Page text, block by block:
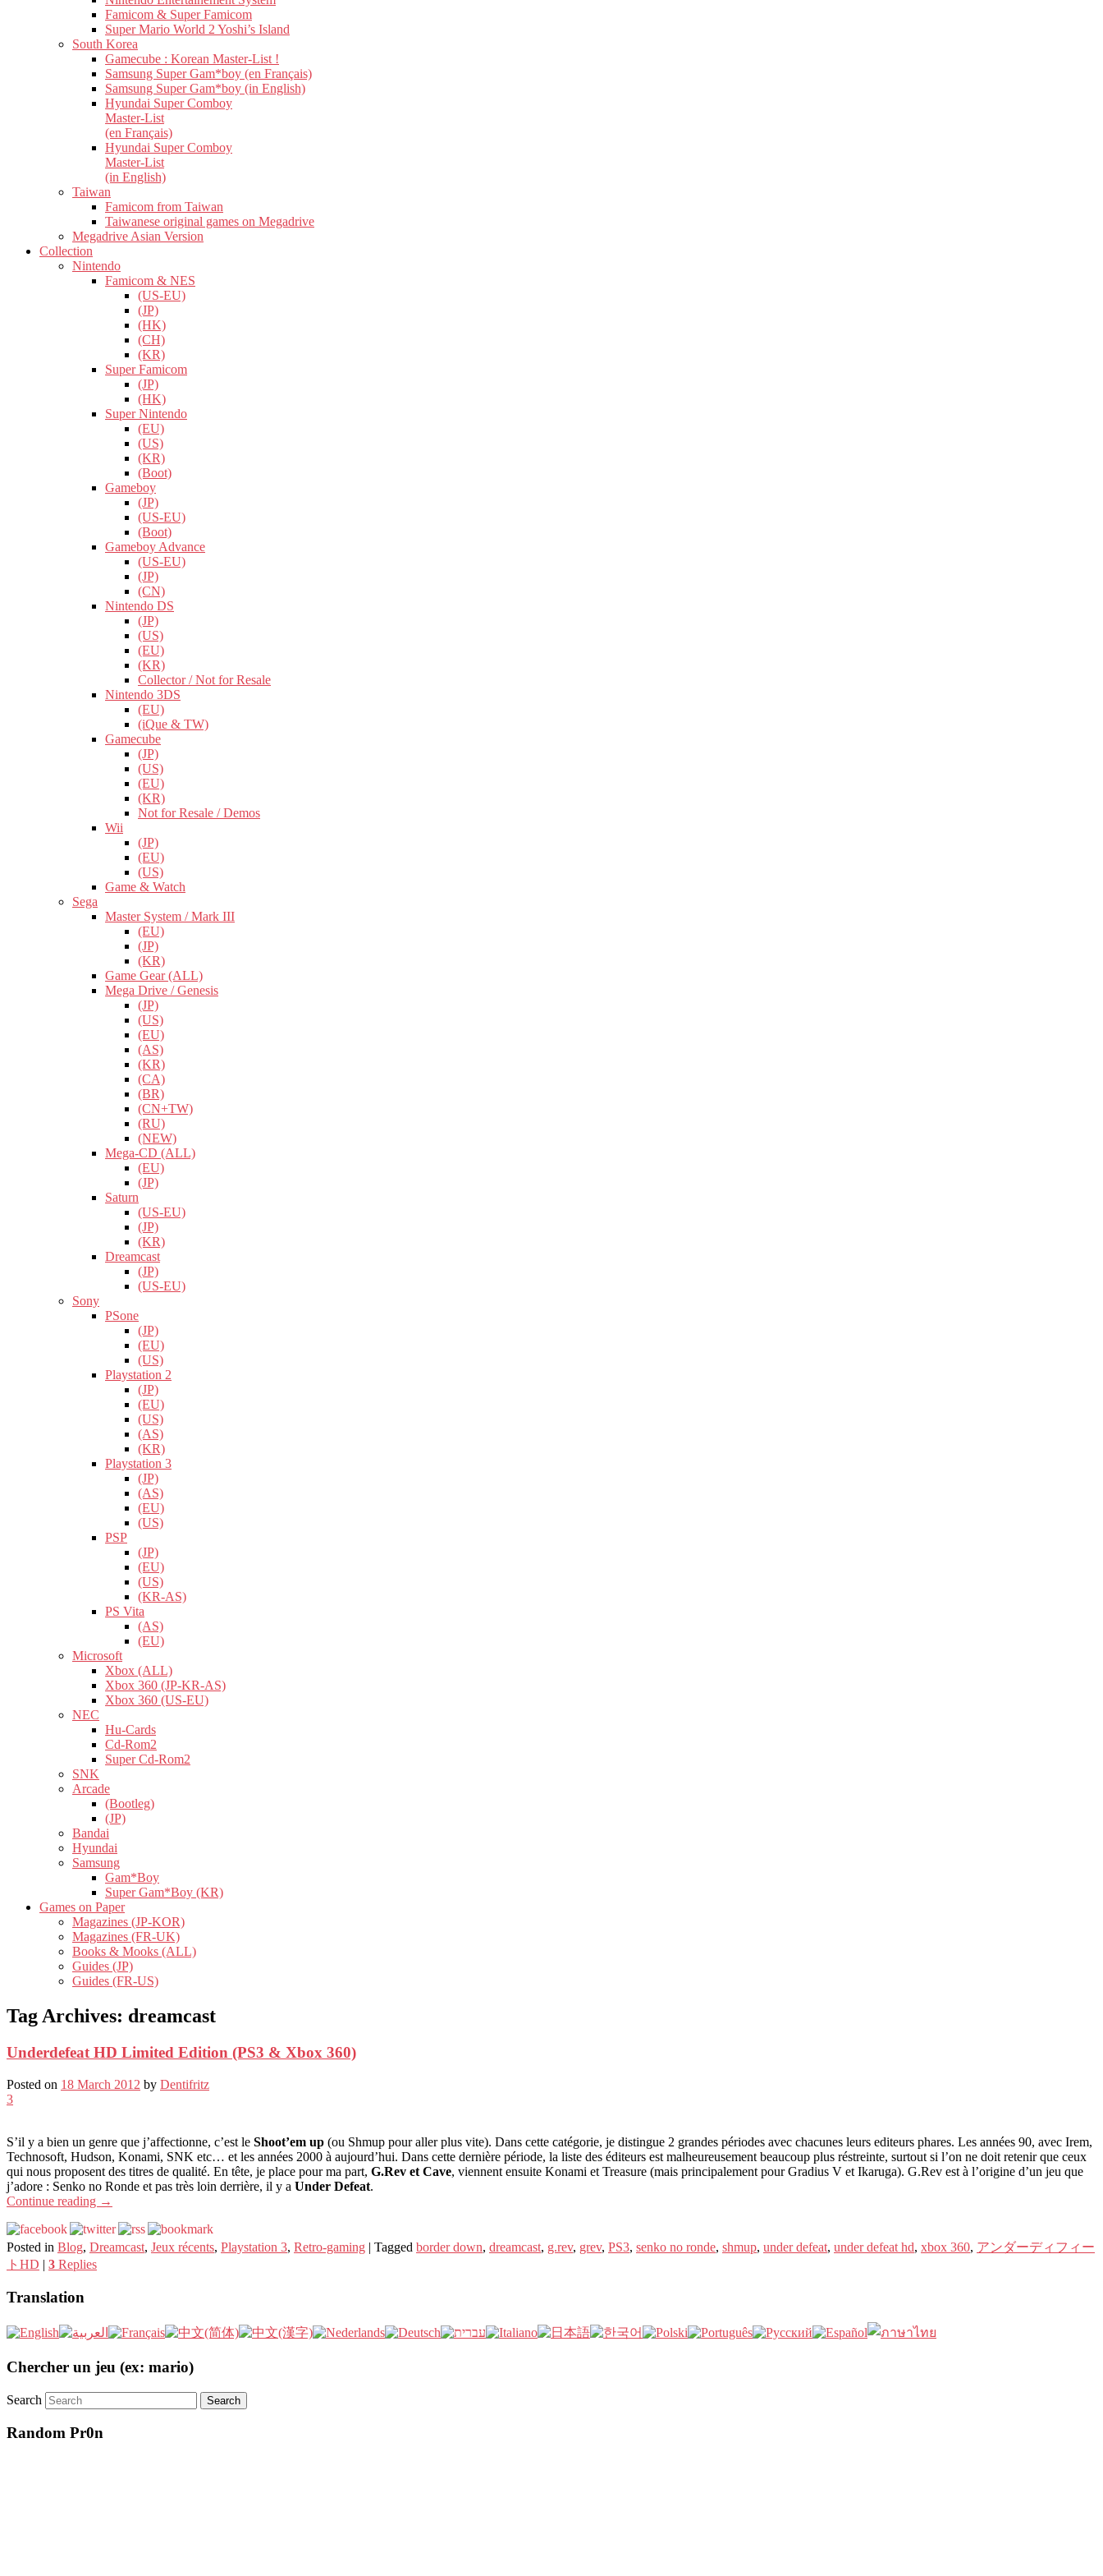
Famicom & Super Famicom
Super Mario World 2 Yoshi’s Island
South Korea
Gamecube : Korean Master-List !
Samsung Super Gam*boy (en Français)
Samsung Super Gam*boy (in English)
Hyundai Super Comboy
Master-List
(en Français)
Hyundai Super Comboy
Master-List
(in English)
Taiwan
Famicom from Taiwan
Taiwanese original games on Megadrive
Megadrive Asian Version
Collection
Nintendo
Famicom & NES
(US-EU)
(JP)
(HK)
(CH)
(KR)
Super Famicom
(JP)
(HK)
Super Nintendo
(EU)
(US)
(KR)
(Boot)
Gameboy
(JP)
(US-EU)
(Boot)
Gameboy Advance
(US-EU)
(JP)
(CN)
Nintendo DS
(JP)
(US)
(EU)
(KR)
Collector / Not for Resale
Nintendo 3DS
(EU)
(iQue & TW)
Gamecube
(JP)
(US)
(EU)
(KR)
Not for Resale / Demos
Wii
(JP)
(EU)
(US)
Game & Watch
Sega
Master System / Mark III
(EU)
(JP)
(KR)
Game Gear (ALL)
Mega Drive / Genesis
(JP)
(US)
(EU)
(AS)
(KR)
(CA)
(BR)
(CN+TW)
(RU)
(NEW)
Mega-CD (ALL)
(EU)
(JP)
Saturn
(US-EU)
(JP)
(KR)
Dreamcast
(JP)
(US-EU)
Sony
PSone
(JP)
(EU)
(US)
Playstation 2
(JP)
(EU)
(US)
(AS)
(KR)
Playstation 3
(JP)
(AS)
(EU)
(US)
PSP
(JP)
(EU)
(US)
(KR-AS)
PS Vita
(AS)
(EU)
Microsoft
Xbox (ALL)
Xbox 360 (JP-KR-AS)
Xbox 360 (US-EU)
NEC
Hu-Cards
Cd-Rom2
Super Cd-Rom2
SNK
Arcade
(Bootleg)
(JP)
Bandai
Hyundai
Samsung
Gam*Boy
Super Gam*Boy (KR)
Games on Paper
Magazines (JP-KOR)
Magazines (FR-UK)
Books & Mooks (ALL)
Guides (JP)
Guides (FR-US)
Tag Archives: dreamcast
Underdefeat HD Limited Edition (PS3 & Xbox 360)
Posted on 18 March 2012 by Dentifritz
3
S’il y a bien un genre que j’affectionne, c’est le Shoot’em up (ou Shmup pour aller plus vite). Dans cette catégorie, je distingue 2 grandes périodes avec chacunes leurs editeurs phares. Les années 90, avec Irem,
Technosoft, Hudson, Konami, SNK etc… et les années 2000 à aujourd’hui. Dans cette dernière période, la liste des éditeurs est malheureusement beaucoup plus réstreinte, surtout si l’on ne doit retenir que ceux
qui nous proposent des titres de qualité. En tête, je place pour ma part, G.Rev et Cave, viennent ensuite Konami et Treasure (mais principalement pour Gradius V et Ikaruga). G.Rev est à l’origine d’un jeu que
j’adore : Senko no Ronde et pas très loin derrière, il y a Under Defeat.
Continue reading →
Posted in Blog, Dreamcast, Jeux récents, Playstation 3, Retro-gaming | Tagged border down, dreamcast, g.rev, grev, PS3, senko no ronde, shmup, under defeat, under defeat hd, xbox 360, アンダーディフィー
トHD | 3 Replies
Translation
Chercher un jeu (ex: mario)
Search
Random Pr0n